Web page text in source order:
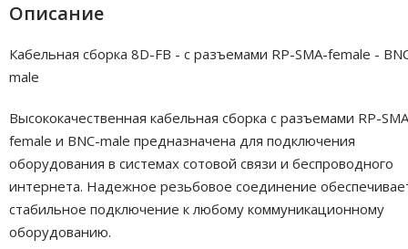
Описание
Кабельная сборка 8D-FB - с разъемами RP-SMA-female -
male
Высококачественная кабельная сборка с разъемами RP-
female и BNC-male предназначена для подключения
оборудования в системах сотовой связи и беспроводного
интернета. Надежное резьбовое соединение
стабильное подключение к любому коммуникационному
оборудованию.